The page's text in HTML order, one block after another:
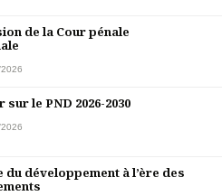
de la Cour pénale
le PND 2026-2030
du développement à l’ère des